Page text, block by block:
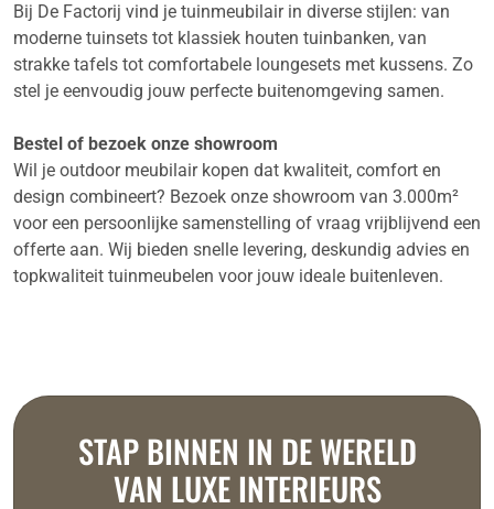
Bij De Factorij vind je tuinmeubilair in diverse stijlen: van
moderne tuinsets tot klassiek houten tuinbanken, van
strakke tafels tot comfortabele loungesets met kussens. Zo
stel je eenvoudig jouw perfecte buitenomgeving samen.
Bestel of bezoek onze showroom
Wil je outdoor meubilair kopen dat kwaliteit, comfort en
design combineert? Bezoek onze showroom van 3.000m²
voor een persoonlijke samenstelling of vraag vrijblijvend een
offerte aan. Wij bieden snelle levering, deskundig advies en
topkwaliteit tuinmeubelen voor jouw ideale buitenleven.
STAP BINNEN IN DE WERELD
VAN LUXE INTERIEURS